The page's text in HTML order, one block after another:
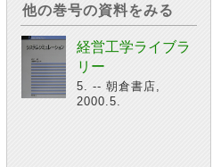
他の巻号の資料をみる
経営工学ライブラ
リー
5. -- 朝倉書店,
2000.5.